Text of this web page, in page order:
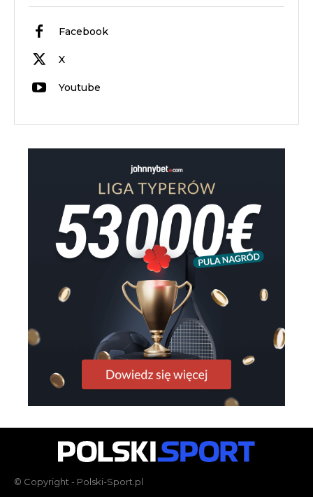
Facebook
X
Youtube
© Copyright - Polski-Sport.pl